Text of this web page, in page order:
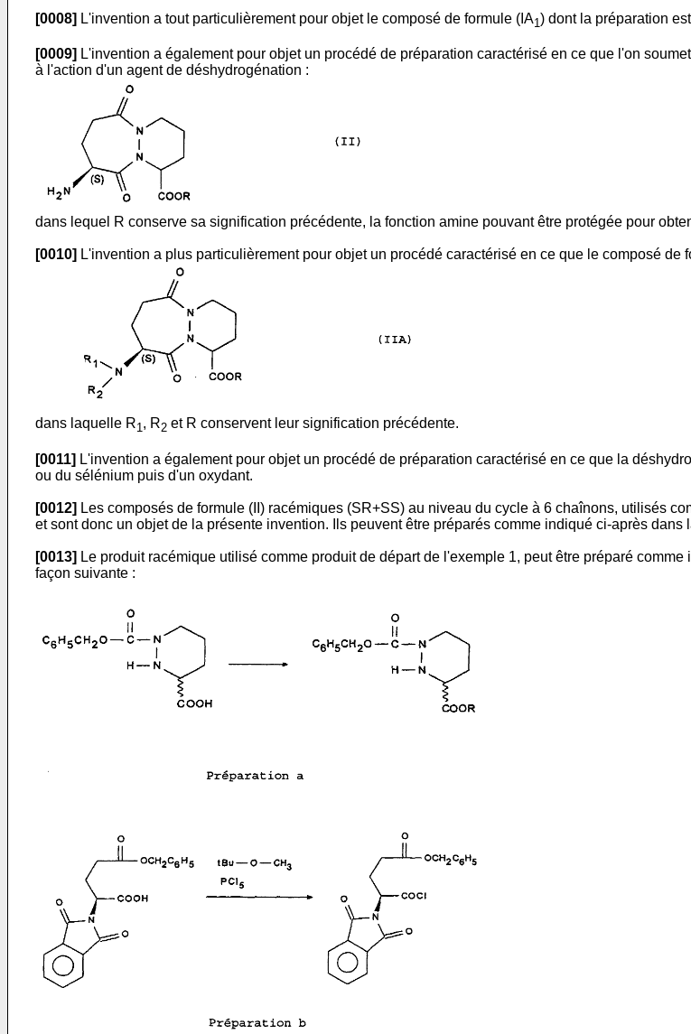
[0008] L'invention a tout particulièrement pour objet le composé de formule (IA1) dont la préparation
[0009] L'invention a également pour objet un procédé de préparation caractérisé en ce que l'on
à l'action d'un agent de déshydrogénation :
dans lequel R conserve sa signification précédente, la fonction amine pouvant être protégée pour
[0010] L'invention a plus particulièrement pour objet un procédé caractérisé en ce que le composé de
dans laquelle R1, R2 et R conservent leur signification précédente.
[0011] L'invention a également pour objet un procédé de préparation caractérisé en ce que la
ou du sélénium puis d'un oxydant.
[0012] Les composés de formule (II) racémiques (SR+SS) au niveau du cycle à 6 chaînons, utilisés
et sont donc un objet de la présente invention. Ils peuvent être préparés comme indiqué ci-après dans
[0013] Le produit racémique utilisé comme produit de départ de l'exemple 1, peut être préparé
façon suivante :